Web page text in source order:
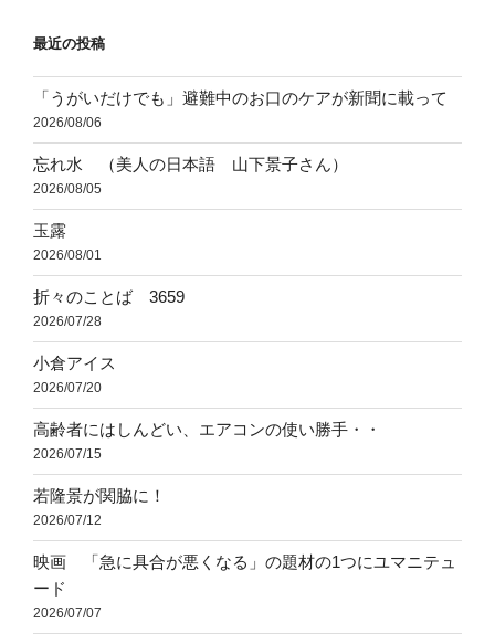
ン
最近の投稿
「うがいだけでも」避難中のお口のケアが新聞に載って
2026/08/06
忘れ水 （美人の日本語 山下景子さん）
2026/08/05
玉露
2026/08/01
折々のことば 3659
2026/07/28
小倉アイス
2026/07/20
高齢者にはしんどい、エアコンの使い勝手・・
2026/07/15
若隆景が関脇に！
2026/07/12
映画 「急に具合が悪くなる」の題材の1つにユマニテュ
ード
2026/07/07